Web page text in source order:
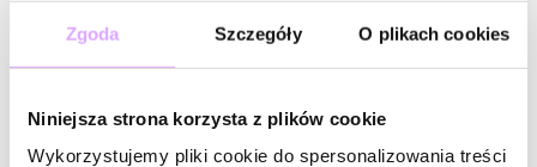
Zgoda Szczegóły O plikach cookies
Niniejsza strona korzysta z plików cookie
Wykorzystujemy pliki cookie do spersonalizowania treści
Opis produktu